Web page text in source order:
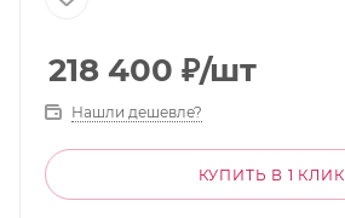
218 400 ₽/шт
Нашли дешевле?
КУПИТЬ В 1 КЛИК